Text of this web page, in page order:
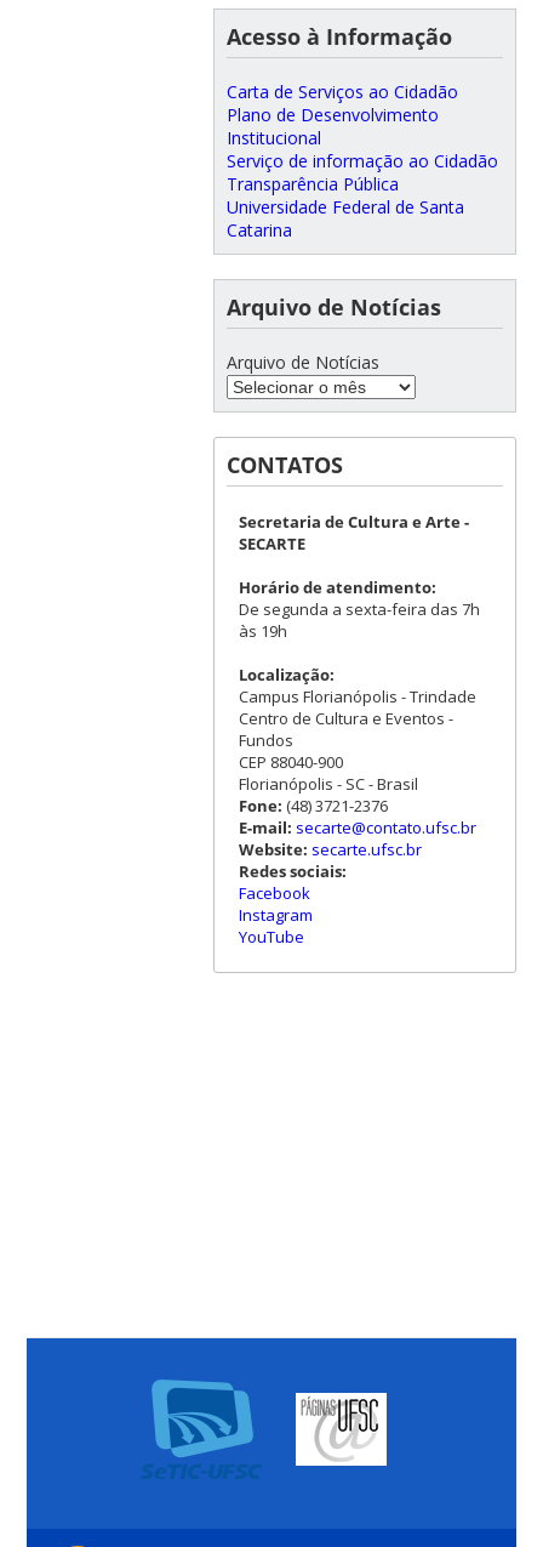
Acesso à Informação
Carta de Serviços ao Cidadão
Plano de Desenvolvimento
Institucional
Serviço de informação ao Cidadão
Transparência Pública
Universidade Federal de Santa
Catarina
Arquivo de Notícias
Arquivo de Notícias
CONTATOS
Secretaria de Cultura e Arte -
SECARTE
Horário de atendimento:
De segunda a sexta-feira das 7h
às 19h
Localização:
Campus Florianópolis - Trindade
Centro de Cultura e Eventos -
Fundos
CEP 88040-900
Florianópolis - SC - Brasil
Fone: (48) 3721-2376
E-mail: secarte@contato.ufsc.br
Website: secarte.ufsc.br
Redes sociais:
Facebook
Instagram
YouTube